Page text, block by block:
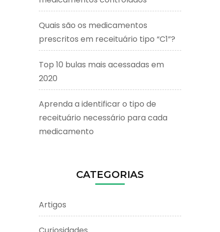
Quais são os medicamentos
prescritos em receituário tipo “C1”?
Top 10 bulas mais acessadas em
2020
Aprenda a identificar o tipo de
receituário necessário para cada
medicamento
CATEGORIAS
Artigos